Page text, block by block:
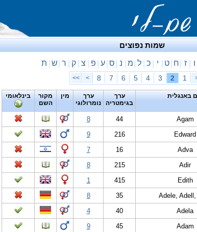
שמות נפוצים
ו ז ח ט י כ ל מ נ ס ע פ צ ק ר ש ת
1
2
3
4
5
6
7
8
>
>>
באנגלית
ערך
בגימטריה
ערך
נומרולוגי
מין
מקור
השם
בינלאומי
Agam
44
8
Edward
216
9
Adva
16
7
Adir
215
8
Edith
415
1
Adele, Adell,
35
8
Adela
40
4
Adam
45
9